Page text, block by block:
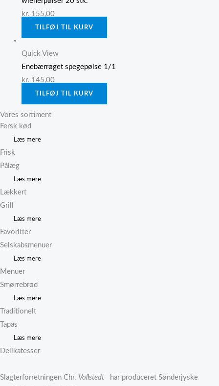
kr. 155,00
TILFØJ TIL KURV
Quick View
Enebærrøget spegepølse 1/1
kr. 145,00
TILFØJ TIL KURV
Vores sortiment
Fersk kød
Læs mere
Frisk
Pålæg
Læs mere
Lækkert
Grill
Læs mere
Favoritter
Selskabsmenuer
Læs mere
Menuer
Smørrebrød
Læs mere
Traditionelt
Tapas
Læs mere
Delikatesser
Slagterforretningen Chr. Vollstedt har produceret Sønderjyske